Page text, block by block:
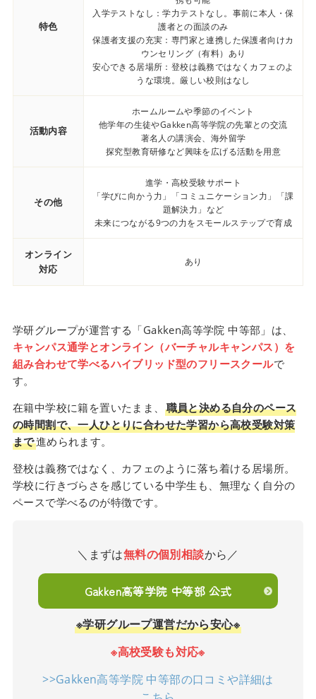
特色
入学テストなし：学力テストなし。事前に本人・保
護者との面談のみ
保護者支援の充実：専門家と連携した保護者向けカ
ウンセリング（有料）あり
安心できる居場所：登校は義務ではなくカフェのよ
うな環境。厳しい校則はなし
活動内容
ホームルームや季節のイベント
他学年の生徒やGakken高等学院の先輩との交流
著名人の講演会、海外留学
探究型教育研修など興味を広げる活動を用意
その他
進学・高校受験サポート
「学びに向かう力」「コミュニケーション力」「課
題解決力」など
未来につながる9つの力をスモールステップで育成
オンライン
対応
あり
学研グループが運営する「Gakken高等学院 中等部」は、
キャンパス通学とオンライン（バーチャルキャンパス）を
組み合わせて学べるハイブリッド型のフリースクールで
す。
在籍中学校に籍を置いたまま、 職員と決める自分のペース
の時間割で、一人ひとりに合わせた学習から高校受験対策
まで進められます。
登校は義務ではなく、カフェのように落ち着ける居場所。
学校に行きづらさを感じている中学生も、無理なく自分の
ペースで学べるのが特徴です。
＼まずは無料の個別相談から／
Gakken高等学院 中等部 公式
※学研グループ運営だから安心※
※高校受験も対応※
>>Gakken高等学院 中等部の口コミや詳細は